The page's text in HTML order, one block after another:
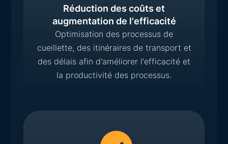
Réduction des coûts et
augmentation de l'efficacité
Optimisation des processus de
cueillette, des itinéraires de transport et
des délais afin d'améliorer l'efficacité et
la productivité des processus.